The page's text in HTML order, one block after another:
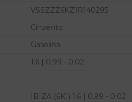
VSSZZZ6KZ1R140295
Cinzento
Gasolina
1.6 | 0.99 - 0.02
IBIZA (6K1) 1.6 | 0.99 - 0.02